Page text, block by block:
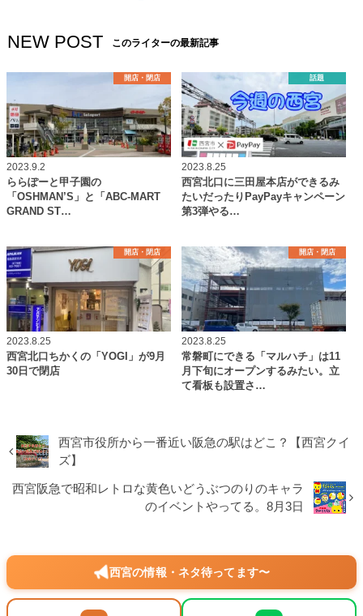
NEW POST このライターの最新記事
開店・閉店
2023.9.2
ららぽーと甲子園の
「OSHMAN’S」と「ABC-MART
GRAND ST…
話題
2023.8.25
西宮北口に三田屋本店ができるみ
たいだったりPayPayキャンペーン
第3弾やる…
開店・閉店
2023.8.25
西宮北口ちかくの「YOGI」が9月
30日で閉店
開店・閉店
2023.8.25
常磐町にできる「マルハチ」は11
月下旬にオープンするみたい。立
て看板も設置さ…
西宮市役所から一番近い阪急の駅はどこ？【西宮クイ
ズ】
西宮阪急で昭和レトロな黄色いどうぶつのりのキャラ
のイベントやってる。8月3日
西宮の情報・ネタ待ってます〜